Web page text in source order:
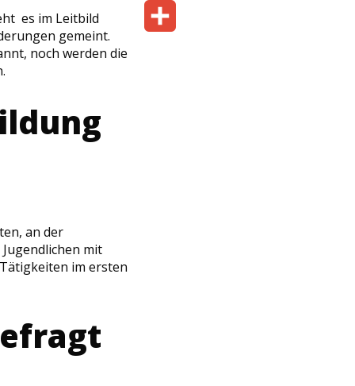
Email
es im Leitbild
gemeint.
noch werden die
an der
mit
im ersten